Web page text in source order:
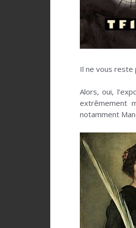
Il ne vous reste
Alors, oui,
extrêmement
notamment